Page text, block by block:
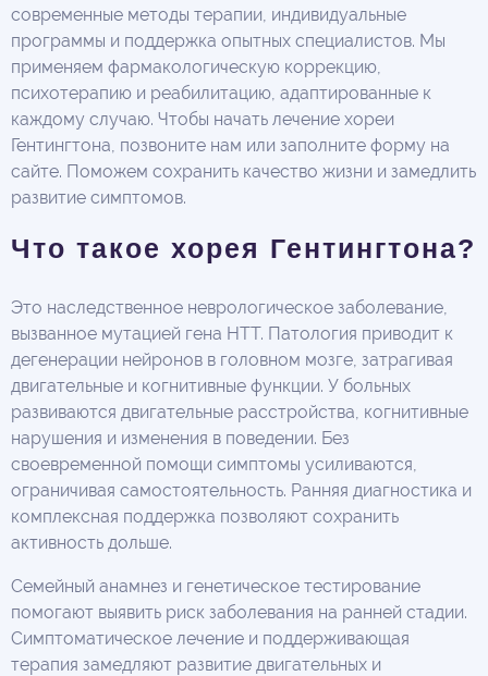
современные методы терапии, индивидуальные
программы и поддержка опытных специалистов. Мы
применяем фармакологическую коррекцию,
психотерапию и реабилитацию, адаптированные к
каждому случаю. Чтобы начать лечение хореи
Гентингтона, позвоните нам или заполните форму на
сайте. Поможем сохранить качество жизни и замедлить
развитие симптомов.
Что такое хорея Гентингтона?
Это наследственное неврологическое заболевание,
вызванное мутацией гена HTT. Патология приводит к
дегенерации нейронов в головном мозге, затрагивая
двигательные и когнитивные функции. У больных
развиваются двигательные расстройства, когнитивные
нарушения и изменения в поведении. Без
своевременной помощи симптомы усиливаются,
ограничивая самостоятельность. Ранняя диагностика и
комплексная поддержка позволяют сохранить
активность дольше.
Семейный анамнез и генетическое тестирование
помогают выявить риск заболевания на ранней стадии.
Симптоматическое лечение и поддерживающая
терапия замедляют развитие двигательных и